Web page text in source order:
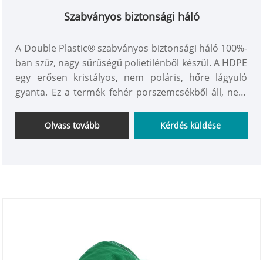
Szabványos biztonsági háló
A Double Plastic® szabványos biztonsági háló 100%-
ban szűz, nagy sűrűségű polietilénből készül. A HDPE
egy erősen kristályos, nem poláris, hőre lágyuló
gyanta. Ez a termék fehér porszemcsékből áll, nem
kémiai stabilitással rendelkezik, de nagy
merevséggel és szívóssággal, jó mechanikai
Olvass tovább Kérdés küldése